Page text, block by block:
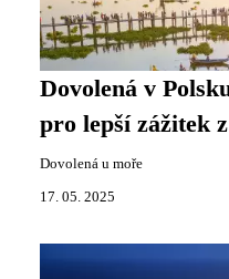
Dovolená v
pro lepší zážitek
Dovolená u moře
17. 05. 2025